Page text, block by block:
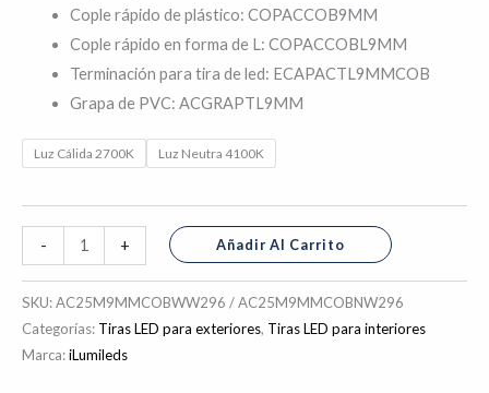
Cople rápido de plástico: COPACCOB9MM
Cople rápido en forma de L: COPACCOBL9MM
Terminación para tira de led: ECAPACTL9MMCOB
Grapa de PVC: ACGRAPTL9MM
Luz Cálida 2700K Luz Neutra 4100K
- + Añadir Al Carrito
SKU:AC25M9MMCOBWW296 / AC25M9MMCOBNW296
Categorías: Tiras LED para exteriores, Tiras LED para interiores
Marca:iLumileds